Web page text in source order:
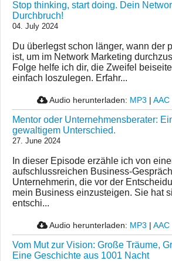
Stop thinking, start doing. Dein
Durchbruch!
04. July 2024
Du überlegst schon länger, wann der
ist, um im Network Marketing
Folge helfe ich dir, die Zweifel
einfach loszulegen. Erfahr...
Audio herunterladen: MP3 | AAC
Mentor oder Unternehmensberater:
gewaltigem Unterschied.
27. June 2024
In dieser Episode erzähle ich von
aufschlussreichen Business-
Unternehmerin, die vor der
mein Business einzusteigen. Sie hat
entschi...
Audio herunterladen: MP3 | AAC
Vom Mut zur Vision: Große Träume,
Eine Geschichte aus 1001 Nacht